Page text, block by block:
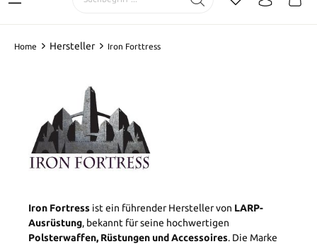
Home Hersteller Iron Forttress
Iron Fortress ist ein führender Hersteller von LARP-
Ausrüstung, bekannt für seine hochwertigen
Polsterwaffen, Rüstungen und Accessoires. Die Marke